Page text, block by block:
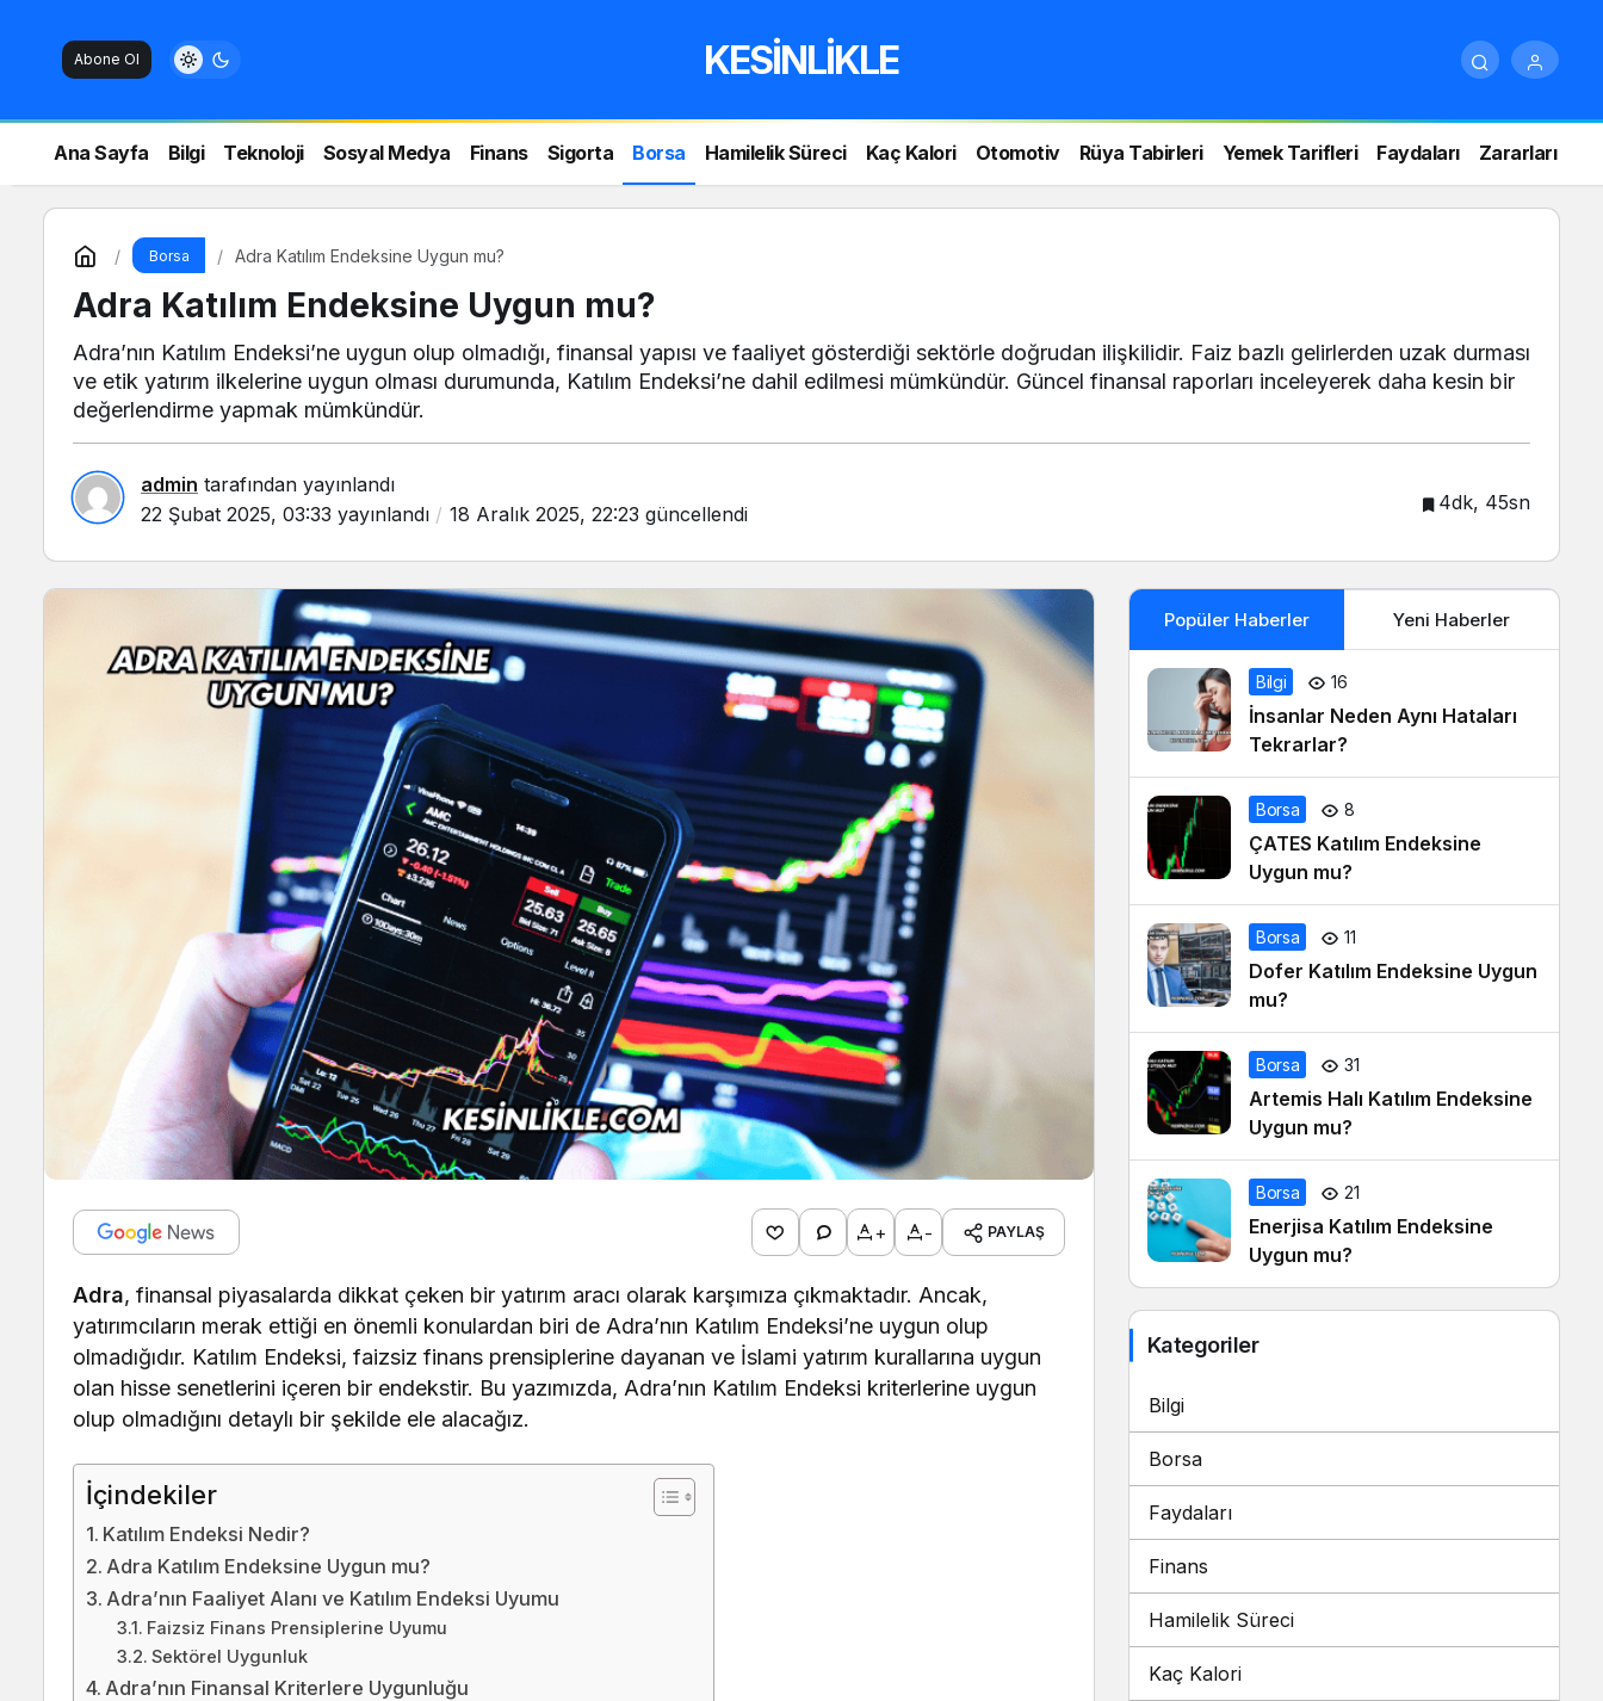
Abone Ol KESİNLİKLE
Ana Sayfa Bilgi Teknoloji Sosyal Medya Finans Sigorta Borsa Hamilelik Süreci Kaç Kalori Otomotiv Rüya Tabirleri Yemek Tarifleri Faydaları Zararları
Borsa Adra Katılım Endeksine Uygun mu?
Adra Katılım Endeksine Uygun mu?
Adra’nın Katılım Endeksi’ne uygun olup olmadığı, finansal yapısı ve faaliyet gösterdiği sektörle doğrudan ilişkilidir. Faiz bazlı gelirlerden uzak durması
ve etik yatırım ilkelerine uygun olması durumunda, Katılım Endeksi’ne dahil edilmesi mümkündür. Güncel finansal raporları inceleyerek daha kesin bir
değerlendirme yapmak mümkündür.
admin tarafından yayınlandı
22 Şubat 2025, 03:33 yayınlandı 18 Aralık 2025, 22:23 güncellendi 4dk, 45sn
+ - PAYLAŞ
Adra, finansal piyasalarda dikkat çeken bir yatırım aracı olarak karşımıza çıkmaktadır. Ancak,
yatırımcıların merak ettiği en önemli konulardan biri de Adra’nın Katılım Endeksi’ne uygun olup
olmadığıdır. Katılım Endeksi, faizsiz finans prensiplerine dayanan ve İslami yatırım kurallarına uygun
olan hisse senetlerini içeren bir endekstir. Bu yazımızda, Adra’nın Katılım Endeksi kriterlerine uygun
olup olmadığını detaylı bir şekilde ele alacağız.
İçindekiler
Katılım Endeksi Nedir?
Adra Katılım Endeksine Uygun mu?
Adra’nın Faaliyet Alanı ve Katılım Endeksi Uyumu
Faizsiz Finans Prensiplerine Uyumu
Sektörel Uygunluk
Adra’nın Finansal Kriterlere Uygunluğu
Popüler Haberler Yeni Haberler
Bilgi 16
İnsanlar Neden Aynı Hataları
Tekrarlar?
Borsa 8
ÇATES Katılım Endeksine
Uygun mu?
Borsa 11
Dofer Katılım Endeksine Uygun
mu?
Borsa 31
Artemis Halı Katılım Endeksine
Uygun mu?
Borsa 21
Enerjisa Katılım Endeksine
Uygun mu?
Kategoriler
Bilgi
Borsa
Faydaları
Finans
Hamilelik Süreci
Kaç Kalori